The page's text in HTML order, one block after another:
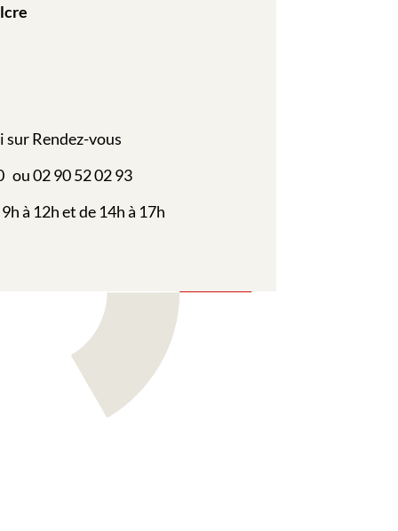
sur Rendez-vous
ou 02 90 52 02 93
à 12h et de 14h à 17h